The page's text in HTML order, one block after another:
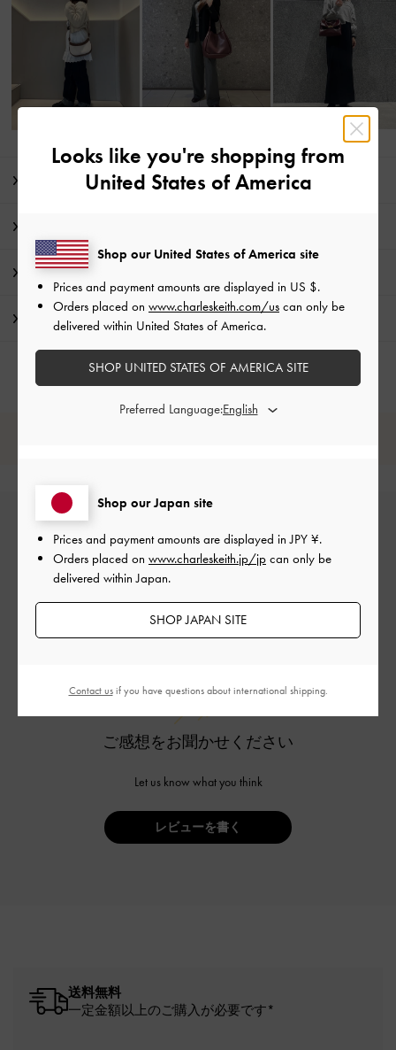
特典
配送 & 返品
カスタマーレビュー
ご感想をお聞かせください
Let us know what you think
レビューを書く
送料無料
一定金額以上のご購入が必要です*
Looks like you're shopping from
United States of America
Shop our Japan site
Prices and payment amounts are displayed inJPY ¥.
Orders placed on www.charleskeith.jp/jp can only be
delivered within Japan.
SHOP JAPAN SITE
Shop our United States of America site
Prices and payment amounts are displayed in US $.
Orders placed on www.charleskeith.com/us can only be
delivered within United States of America.
SHOP UNITED STATES OF AMERICA SITE
Preferred Language:
Contact usif you have questions about international shipping.